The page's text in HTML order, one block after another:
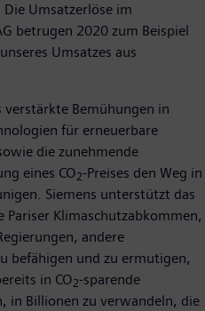
Umsatzerlöse im
betrugen 2020 zum Beispiel
Umsatzes aus
Bemühungen in
für erneuerbare
die zunehmende
eines CO2-Preises den Weg in
Siemens unterstützt das
Klimaschutzabkommen,
andere
befähigen und zu ermutigen,
in CO2-sparende
in Billionen zu verwandeln, die